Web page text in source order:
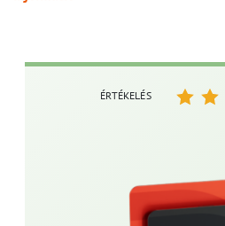
ÉRTÉKELÉS